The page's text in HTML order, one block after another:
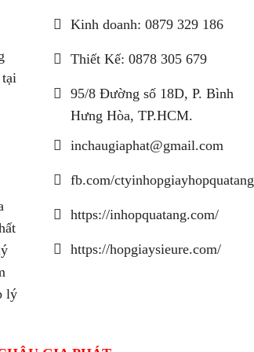
lý
Kinh doanh: 0879 329 186
Thiết Kế: 0878 305 679
95/8 Đường số 18D, P. Bình
Hưng Hòa, TP.HCM.
inchaugiaphat@gmail.com
fb.com/ctyinhopgiayhopquatang
https://inhopquatang.com/
https://hopgiaysieure.com/